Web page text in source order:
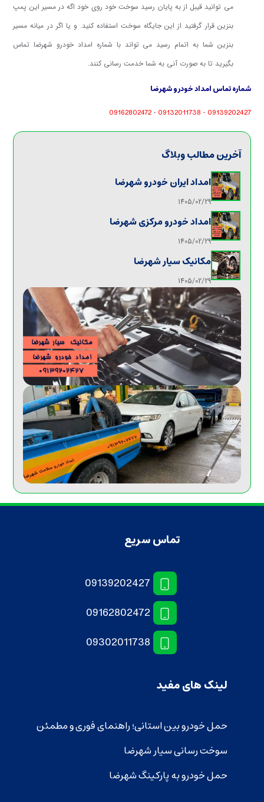
می توانید قیبل از به پایان رسید سوخت خود روی خود اگه در مسیر این پمپ
بنزین قرار گرفتید از این جایگاه سوخت استفاده کنید. و یا اگر در میانه مسیر
بنزین شما به اتمام رسید می تواند با شماره امداد خودرو شهرضا تماس
بگیرید تا به صورت آنی به شما خدمت رسانی کنند.
شماره تماس امداد خودرو شهرضا
09139202427
-
09132011738
-
09162802472
آخرین مطالب وبلاگ
امداد ایران خودرو شهرضا
1405/02/29
امداد خودرو مرکزی شهرضا
1405/02/29
مکانیک سیار شهرضا
1405/02/29
تماس سریع
09139202427
09162802472
09302011738
لینک های مفید
حمل خودرو بین استانی؛ راهنمای فوری و مطمئن
سوخت رسانی سیار شهرضا
حمل خودرو به پارکینگ شهرضا